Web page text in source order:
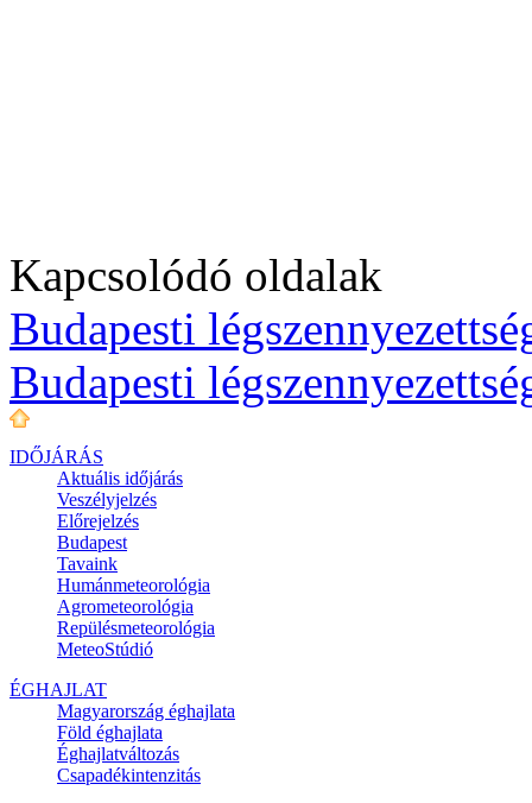
Kapcsolódó oldalak
Budapesti
Budapesti
IDŐJÁRÁS
Aktuális időjárás
Veszélyjelzés
Előrejelzés
Budapest
Tavaink
Humánmeteorológia
Agrometeorológia
Repülésmeteorológia
MeteoStúdió
ÉGHAJLAT
Magyarország éghajlata
Föld éghajlata
Éghajlatváltozás
Csapadékintenzitás